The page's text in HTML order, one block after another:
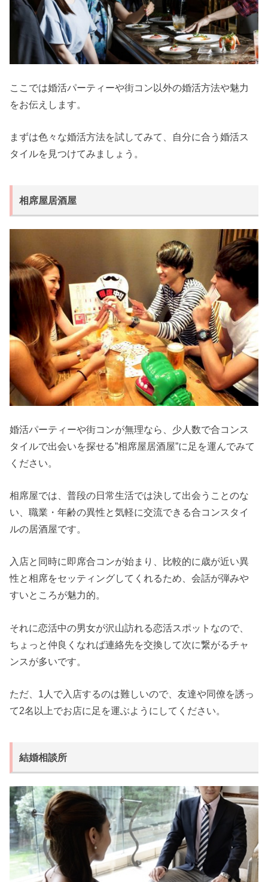
ここでは婚活パーティーや街コン以外の婚活方法や魅力
をお伝えします。
まずは色々な婚活方法を試してみて、自分に合う婚活ス
タイルを見つけてみましょう。
相席屋居酒屋
婚活パーティーや街コンが無理なら、少人数で合コンス
タイルで出会いを探せる”相席屋居酒屋”に足を運んでみて
ください。
相席屋では、普段の日常生活では決して出会うことのな
い、職業・年齢の異性と気軽に交流できる合コンスタイ
ルの居酒屋です。
入店と同時に即席合コンが始まり、比較的に歳が近い異
性と相席をセッティングしてくれるため、会話が弾みや
すいところが魅力的。
それに恋活中の男女が沢山訪れる恋活スポットなので、
ちょっと仲良くなれば連絡先を交換して次に繋がるチャ
ンスが多いです。
ただ、1人で入店するのは難しいので、友達や同僚を誘っ
て2名以上でお店に足を運ぶようにしてください。
結婚相談所